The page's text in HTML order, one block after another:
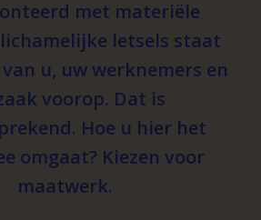
met materiële
letsels staat
u, uw werknemers en
voorop. Dat is
Hoe u hier het
omgaat? Kiezen voor
maatwerk.